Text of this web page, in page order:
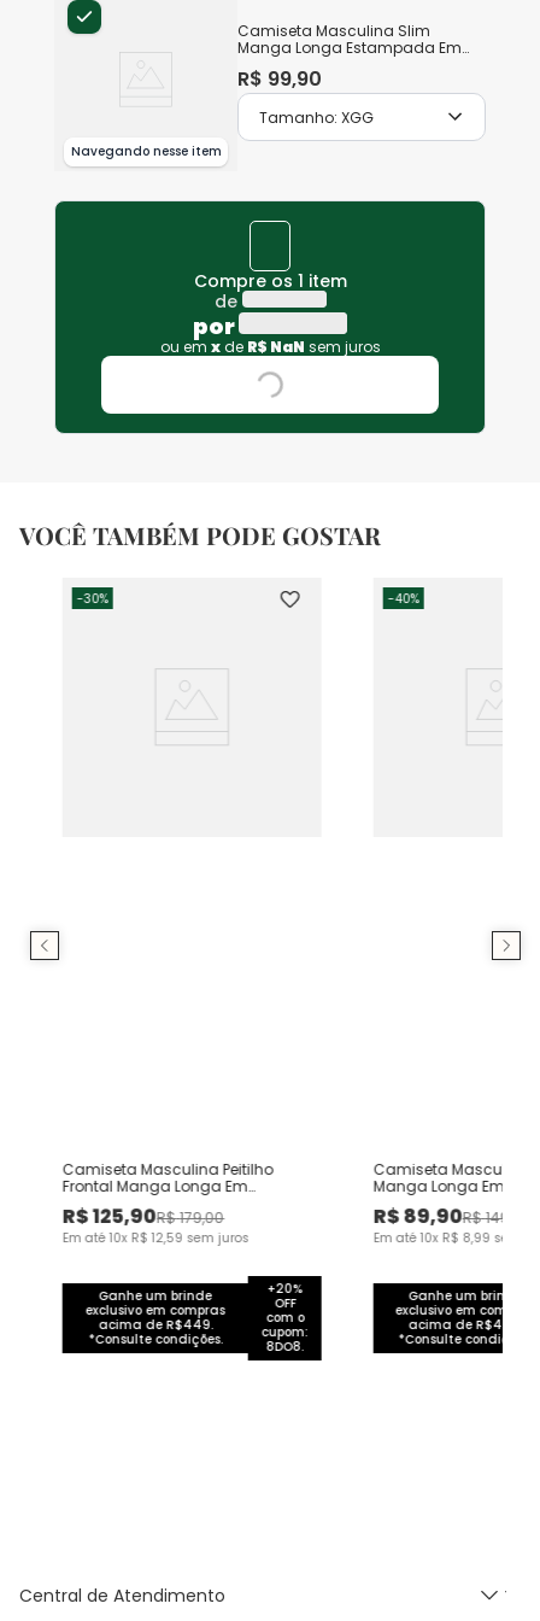
Navegando nesse item
Camiseta Masculina Slim
Manga Longa Estampada Em
R$ 99,90
Tamanho:XGG
Compre os 1 item
de
por
ou em x de R$ NaN sem juros
VOCÊ TAMBÉM PODE GOSTAR
-30%
Camiseta Masculina Peitilho
Frontal Manga Longa Em
Moletinho Texturizado
R$125,90R$179,00
Em até10xR$ 12,59 sem juros
Ganhe um brinde
exclusivo em compras
acima de R$449.
*Consulte condições.
+20%
OFF
com o
cupom:
8DO8.
-40%
Camiseta Masculina
Manga Longa Em
R$89,90R$149
Em até10x R$ 8,99 sem
Ganhe um brinde
exclusivo em compras
acima de R$449.
*Consulte condições.
Central de Atendimento